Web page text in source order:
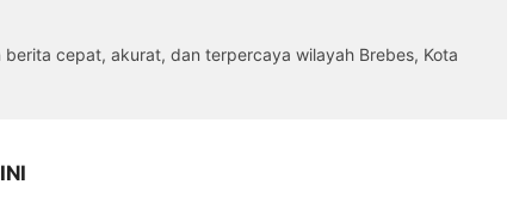
berita cepat, akurat, dan terpercaya wilayah Brebes, Kota